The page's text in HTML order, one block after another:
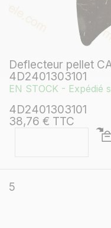
Deflecteur pellet
4D2401303101
EN STOCK - Expédié
4D2401303101
38,76 € TTC
5